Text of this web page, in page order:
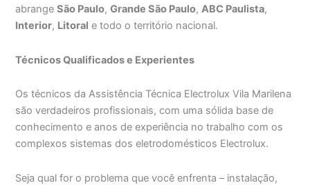
abrangeSão Paulo,Grande São Paulo,ABC Paulista,
Interior, Litoral e todo o território nacional.
Técnicos Qualificados e Experientes
Os técnicos da Assistência Técnica Electrolux Vila Marilena
são verdadeiros profissionais, com uma sólida base de
conhecimento e anos de experiência no trabalho com os
complexos sistemas dos eletrodomésticos Electrolux.
Seja qual for o problema que você enfrenta – instalação,